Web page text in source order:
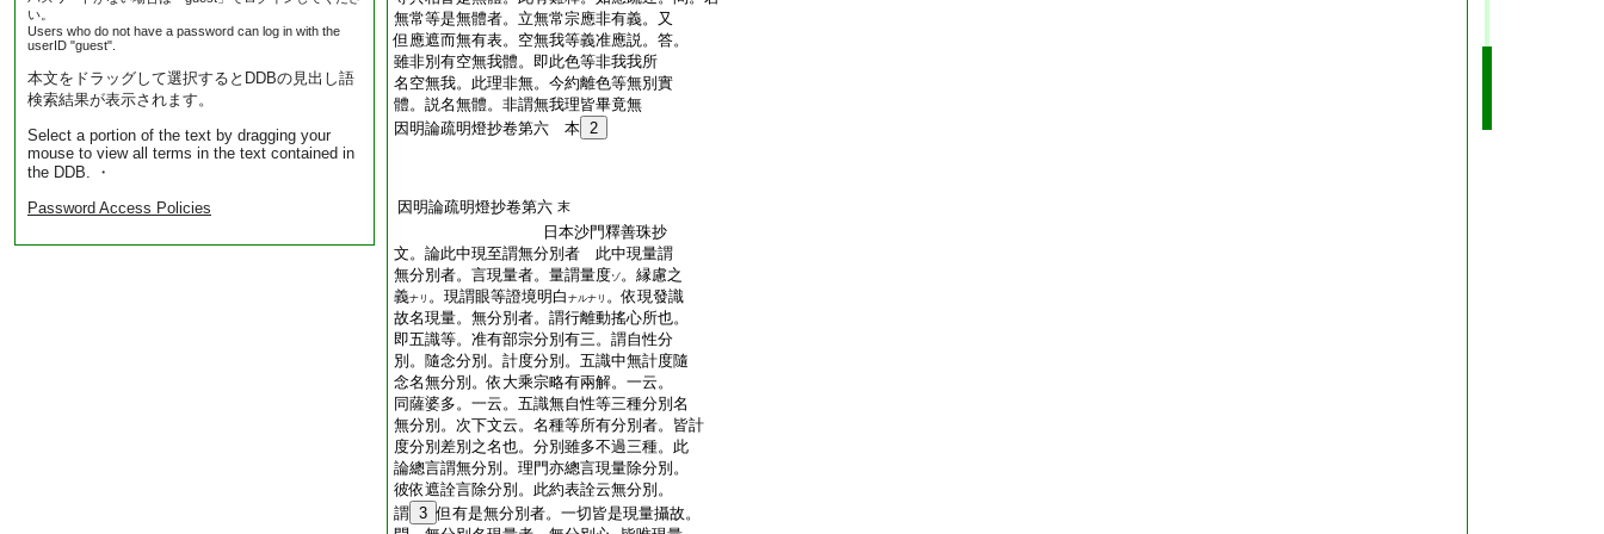
い。
Users who do not have a password can log in with the
userID "guest".
本文をドラッグして選択するとDDBの見出し語
検索結果が表示されます。
Select a portion of the text by dragging your
mouse to view all terms in the text contained in
the DDB. ・
Password Access Policies
無常等是無體者。立無常宗應非有義。又
但應遮而無有表。空無我等義准應説。答。
雖非別有空無我體。即此色等非我我所
名空無我。此理非無。今約離色等無別實
體。説名無體。非謂無我理皆畢竟無
因明論疏明燈抄卷第六 本 2
因明論疏明燈抄卷第六 末
日本沙門釋善珠抄
文。論此中現至謂無分別者 此中現量謂
無分別者。言現量者。量謂量度ゾ。縁慮之
義ナリ 。現謂眼等證境明白 ナルナリ 。依現發識
故名現量。無分別者。謂行離動搖心所也。
即五識等。准有部宗分別有三。謂自性分
別。隨念分別。計度分別。五識中無計度隨
念名無分別。依大乘宗略有兩解。一云。
同薩婆多。一云。五識無自性等三種分別名
無分別。次下文云。名種等所有分別者。皆計
度分別差別之名也。分別雖多不過三種。此
論總言謂無分別。理門亦總言現量除分別。
彼依遮詮言除分別。此約表詮云無分別。
謂 3 但有是無分別者。一切皆是現量攝故。